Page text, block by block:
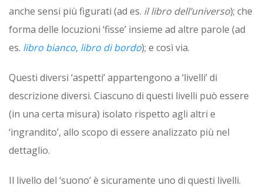
anche sensi più figurati (ad es. il libro dell’universo); che
forma delle locuzioni ‘fisse’ insieme ad altre parole (ad
es. libro bianco, libro di bordo); e così via.
Questi diversi ‘aspetti’ appartengono a ‘livelli’ di
descrizione diversi. Ciascuno di questi livelli può essere
(in una certa misura) isolato rispetto agli altri e
‘ingrandito’, allo scopo di essere analizzato più nel
dettaglio.
Il livello del ‘suono’ è sicuramente uno di questi livelli.